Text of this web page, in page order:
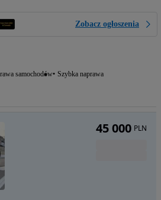
Zobacz ogłoszenia
samochodów Szybka naprawa
45 000 PLN